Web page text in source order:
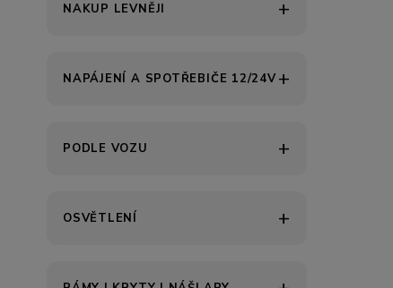
NAKUP LEVNĚJI
NAPÁJENÍ A SPOTŘEBIČE 12/24V
PODLE VOZU
OSVĚTLENÍ